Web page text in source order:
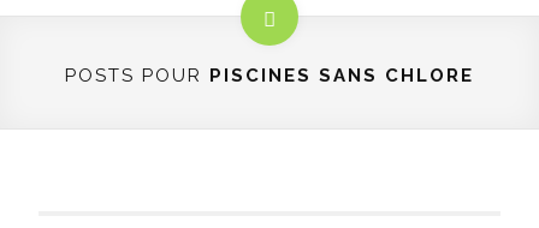
POSTS POUR PISCINES SANS CHLORE